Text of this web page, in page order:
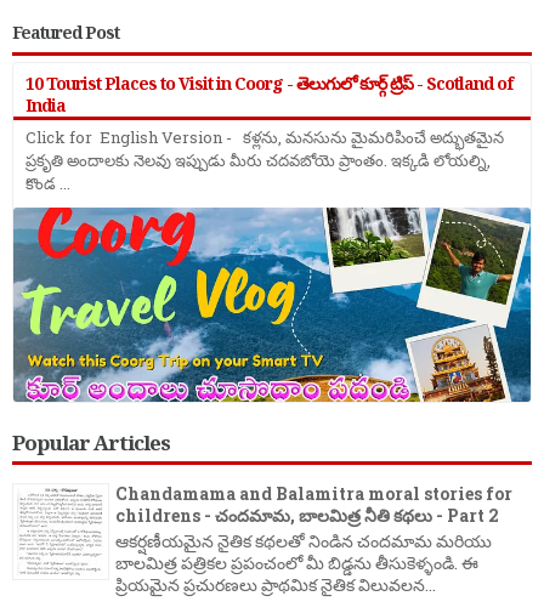
Featured Post
10 Tourist Places to Visit in Coorg - తెలుగులో కూర్గ్ ట్రిప్ - Scotland of
India
Click for English Version - కళ్లను, మనసును మైమరిపించే అద్భుతమైన
ప్రకృతి అందాలకు నెలవు ఇప్పుడు మీరు చదవబోయె ప్రాంతం. ఇక్కడి లోయల్ని,
కొండ ...
Popular Articles
Chandamama and Balamitra moral stories for
childrens - చందమామ, బాలమిత్ర నీతి కథలు - Part 2
ఆకర్షణీయమైన నైతిక కథలతో నిండిన చందమామ మరియు
బాలమిత్ర పత్రికల ప్రపంచంలో మీ బిడ్డను తీసుకెళ్ళండి. ఈ
ప్రియమైన ప్రచురణలు ప్రాథమిక నైతిక విలువలన...